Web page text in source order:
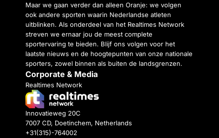
Maar we gaan verder dan alleen Oranje: we volgen
ook andere sporten waarin Nederlandse atleten
uitblinken. Als onderdeel van het Realtimes Network
streven we ernaar jou de meest complete
sportervaring te bieden. Blijf ons volgen voor het
laatste nieuws en de hoogtepunten van onze nationale
sporters, zowel binnen als buiten de landsgrenzen.
Corporate & Media
Realtimes Network
Innovatieweg 20C
7007 CD, Doetinchem, Netherlands
+31(315)-764002